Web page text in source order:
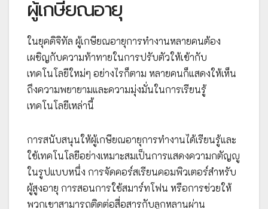
ผู้เกษียณอายุ
ในยุคดิจิทัล ผู้เกษียณอายุการทำงานหลายคนต้อง
เผชิญกับความท้าทายในการปรับตัวให้เข้ากับ
เทคโนโลยีใหม่ๆ อย่างไรก็ตาม หลายคนก็แสดงให้เห็น
ถึงความพยายามและความมุ่งมั่นในการเรียนรู้
เทคโนโลยีเหล่านี้
การสนับสนุนให้ผู้เกษียณอายุการทำงานได้เรียนรู้และ
ใช้เทคโนโลยีอย่างเหมาะสมเป็นการแสดงความกตัญญู
ในรูปแบบหนึ่ง การจัดคอร์สเรียนคอมพิวเตอร์สำหรับ
ผู้สูงอายุ การสอนการใช้สมาร์ทโฟน หรือการช่วยให้
พวกเขาสามารถติดต่อสื่อสารกับลูกหลานผ่าน